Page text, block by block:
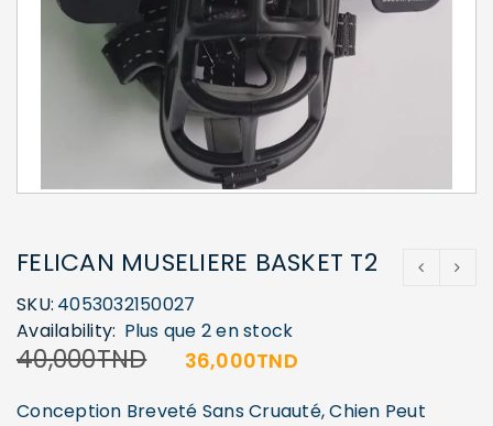
FELICAN MUSELIERE BASKET T2
SKU: 4053032150027
Availability: Plus que 2 en stock
40,000TND 36,000TND
Conception Breveté Sans Cruauté, Chien Peut